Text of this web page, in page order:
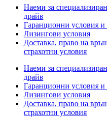
Наеми за
драйв
Гаранционни условия и
Лизингови условия
Доставка, право на
страхотни условия
Наеми за
драйв
Гаранционни условия и
Лизингови условия
Доставка, право на
страхотни условия